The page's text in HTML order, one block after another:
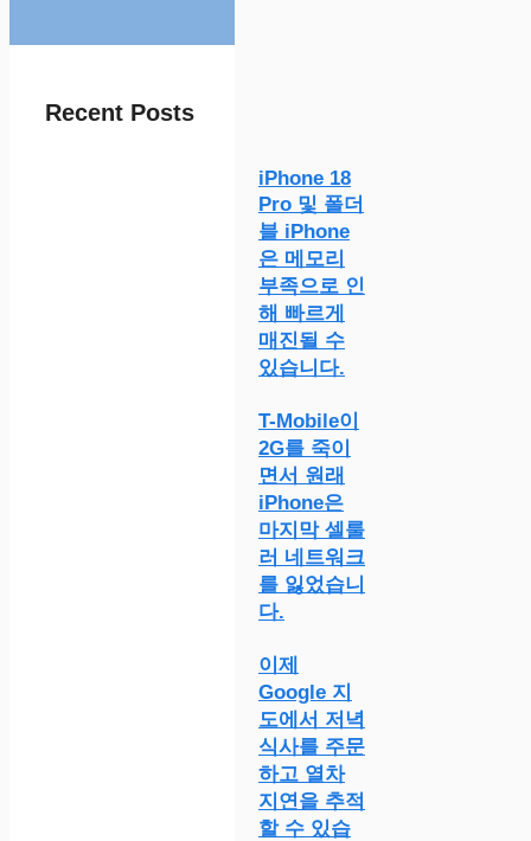
Recent Posts
iPhone 18
Pro 및 폴더
블 iPhone
은 메모리
부족으로 인
해 빠르게
매진될 수
있습니다.
T-Mobile이
2G를 죽이
면서 원래
iPhone은
마지막 셀룰
러 네트워크
를 잃었습니
다.
이제
Google 지
도에서 저녁
식사를 주문
하고 열차
지연을 추적
할 수 있습